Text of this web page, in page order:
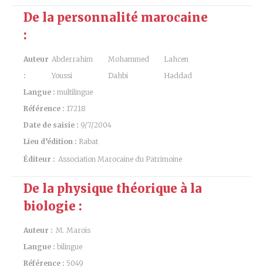
De la personnalité marocaine
:
Auteur
:
Abderrahim
Youssi
Mohammed
Dahbi
Lahcen
Haddad
Langue : multilingue
Référence : 17218
Date de saisie : 9/7/2004
Lieu d’édition : Rabat
Éditeur : Association Marocaine du Patrimoine
De la physique théorique à la
biologie :
Auteur : M. Marois
Langue : bilingue
Référence : 5049